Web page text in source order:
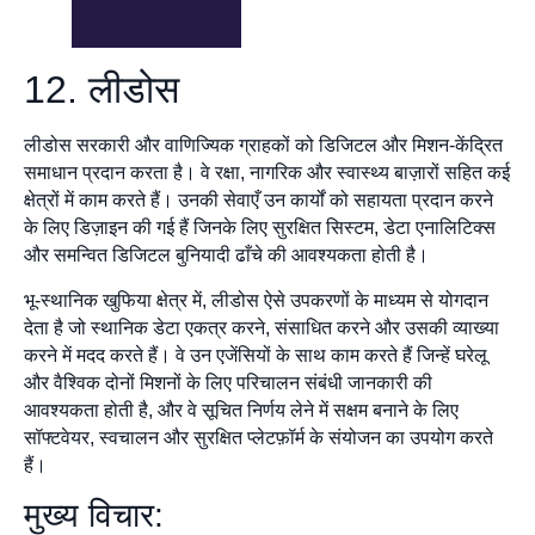
12. लीडोस
लीडोस सरकारी और वाणिज्यिक ग्राहकों को डिजिटल और मिशन-केंद्रित
समाधान प्रदान करता है। वे रक्षा, नागरिक और स्वास्थ्य बाज़ारों सहित कई
क्षेत्रों में काम करते हैं। उनकी सेवाएँ उन कार्यों को सहायता प्रदान करने
के लिए डिज़ाइन की गई हैं जिनके लिए सुरक्षित सिस्टम, डेटा एनालिटिक्स
और समन्वित डिजिटल बुनियादी ढाँचे की आवश्यकता होती है।
भू-स्थानिक खुफिया क्षेत्र में, लीडोस ऐसे उपकरणों के माध्यम से योगदान
देता है जो स्थानिक डेटा एकत्र करने, संसाधित करने और उसकी व्याख्या
करने में मदद करते हैं। वे उन एजेंसियों के साथ काम करते हैं जिन्हें घरेलू
और वैश्विक दोनों मिशनों के लिए परिचालन संबंधी जानकारी की
आवश्यकता होती है, और वे सूचित निर्णय लेने में सक्षम बनाने के लिए
सॉफ्टवेयर, स्वचालन और सुरक्षित प्लेटफ़ॉर्म के संयोजन का उपयोग करते
हैं।
मुख्य विचार: